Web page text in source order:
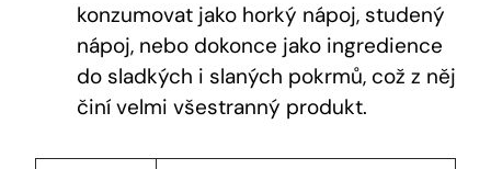
konzumovat jako horký nápoj, studený
nápoj, nebo dokonce jako ingredience
do sladkých i slaných pokrmů, což z něj
činí velmi všestranný produkt.